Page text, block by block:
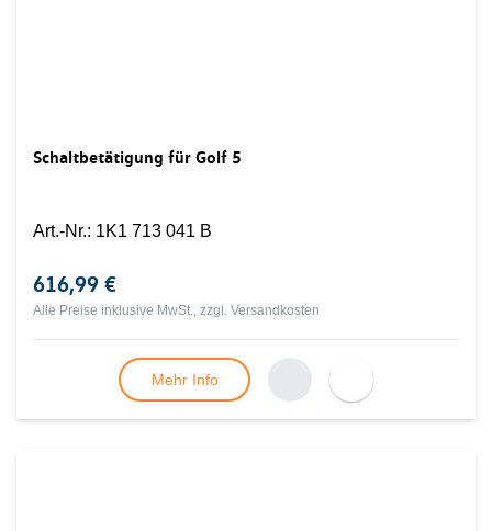
Schaltbetätigung für Golf 5
Art.-Nr.: 1K1 713 041 B
616,99 €
Alle Preise inklusive MwSt., zzgl. Versandkosten
Mehr Info